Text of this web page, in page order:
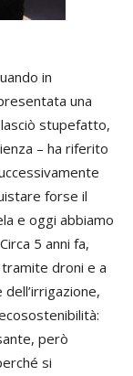
in
una
stupefatto,
– ha riferito
forse il
e oggi abbiamo
5 anni fa,
droni e a
però
si